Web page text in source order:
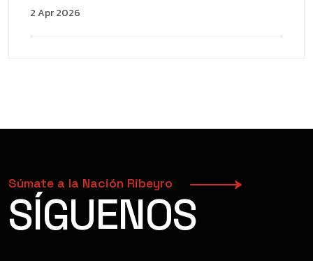
2 Apr 2026
Súmate a la Nación Ribeyro
SÍGUENOS